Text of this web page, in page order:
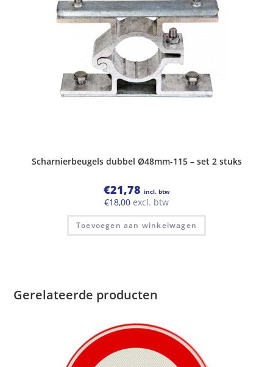
Scharnierbeugels dubbel Ø48mm-115 – set 2 stuks
€21,78 incl. btw
€18,00 excl. btw
Toevoegen aan winkelwagen
Gerelateerde producten